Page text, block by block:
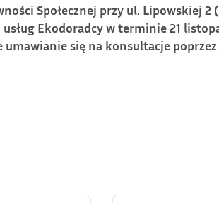
Społecznej przy ul. Lipowskiej 2
Ekodoradcy w terminie21
umawianie się na konsultacje